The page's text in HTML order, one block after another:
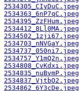
2534305_CIyDuC.jpeg
2534363_6nP7qC.jpeg
2534395_ZzFHum.jpeg
2534412_8Ll0MA.jpeg
2534502_1zji67.jpeg
2534703_nNVGaY.jpeg
2534737_050ni7.jpeg
2534757_Y1mQ2n.jpeg
2534808_CvKdxi.jpeg
2534835_nuBvmP.jpeg
2534837_VjtbO2.jpeg
2534862_6Y3cDe.jpeg